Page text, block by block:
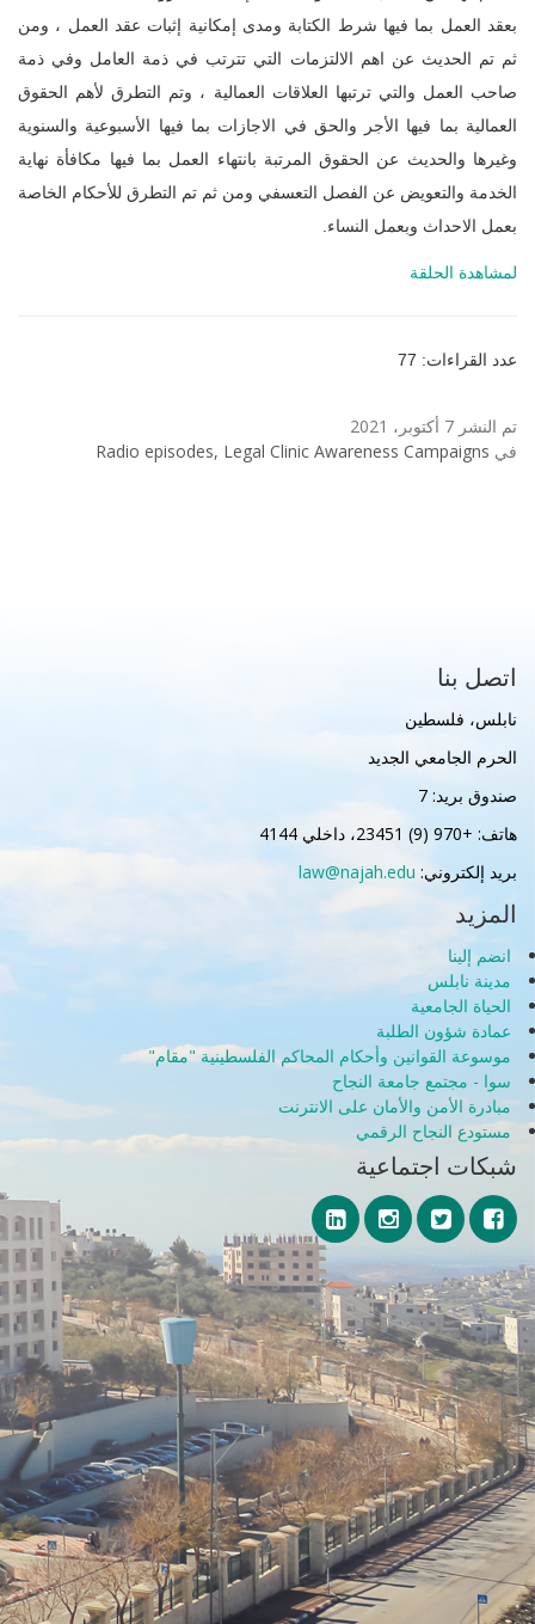
بعقد العمل بما فيها شرط الكتابة ومدى إمكانية إثبات عقد العمل ، ومن
ثم تم الحديث عن اهم الالتزمات التي تترتب في ذمة العامل وفي ذمة
صاحب العمل والتي ترتبها العلاقات العمالية ، وتم التطرق لأهم الحقوق
العمالية بما فيها الأجر والحق في الاجازات بما فيها الأسبوعية والسنوية
وغيرها والحديث عن الحقوق المرتبة بانتهاء العمل بما فيها مكافأة نهاية
الخدمة والتعويض عن الفصل التعسفي ومن ثم تم التطرق للأحكام الخاصة
بعمل الاحداث وبعمل النساء.
لمشاهدة الحلقة
عدد القراءات: 77
تم النشر 7 أكتوبر، 2021
في Radio episodes, Legal Clinic Awareness Campaigns
اتصل بنا
نابلس، فلسطين
الحرم الجامعي الجديد
صندوق بريد: 7
هاتف: +970 (9) 23451، داخلي 4144
بريد إلكتروني: law@najah.edu
المزيد
انضم إلينا
مدينة نابلس
الحياة الجامعية
عمادة شؤون الطلبة
موسوعة القوانين وأحكام المحاكم الفلسطينية "مقام"
سوا - مجتمع جامعة النجاح
مبادرة الأمن والأمان على الانترنت
مستودع النجاح الرقمي
شبكات اجتماعية